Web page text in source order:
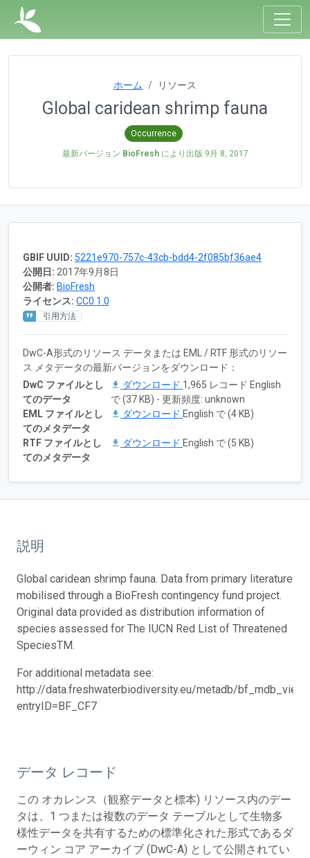
ホーム リソース
Global caridean shrimp fauna
Occurrence
最新バージョン BioFreshにより出版 9月 8, 2017
GBIF UUID: 5221e970-757c-43cb-bdd4-2f085bf36ae4
公開日: 2017年9月8日
公開者: BioFresh
ライセンス: CC0 1.0
引用方法
DwC-A形式のリソース データまたは EML / RTF 形式のリソー
ス メタデータの最新バージョンをダウンロード：
DwC ファイルとし
てのデータ
ダウンロード 1,965 レコード English
で (37 KB) - 更新頻度: unknown
EML ファイルとし
てのメタデータ
ダウンロード English で (4 KB)
RTF ファイルとし
てのメタデータ
ダウンロード English で (5 KB)
説明
Global caridean shrimp fauna. Data from primary literature
mobilised through a BioFresh contingency fund project.
Original data provided as distribution information of
species assessed for The IUCN Red List of Threatened
SpeciesTM.
For additional metadata see:
http://data.freshwaterbiodiversity.eu/metadb/
entryID=BF_CF7
データ レコード
この オカレンス（観察データと標本) リソース内のデー
タは、1 つまたは複数のデータ テーブルとして生物多
様性データを共有するための標準化された形式であるダ
ーウィン コア アーカイブ (DwC-A) として公開されてい